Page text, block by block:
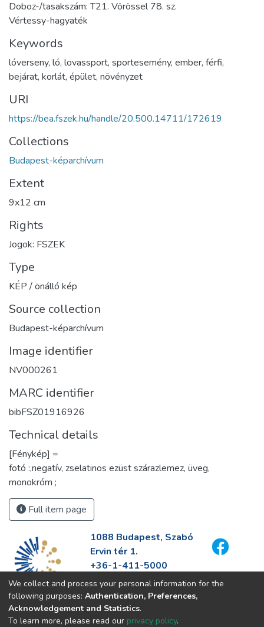
Doboz-/tasakszám: T21. Vörössel 78. sz.
Vértessy-hagyaték
Keywords
lóverseny, ló, lovassport, sportesemény, ember, férfi,
bejárat, korlát, épület, növényzet
URI
https://bea.fszek.hu/handle/20.500.14711/172619
Collections
Budapest-képarchívum
Extent
9x12 cm
Rights
Jogok: FSZEK
Type
KÉP / önálló kép
Source collection
Budapest-képarchívum
Image identifier
NV000261
MARC identifier
bibFSZ01916926
Technical details
[Fénykép] =
fotó :,negatív, zselatinos ezüst szárazlemez, üveg,
monokróm ;
Full item page
1088 Budapest, Szabó
Ervin tér 1.
+36-1-411-5000
info@fszek.hu
https://fszek.hu
We collect and process your personal information for the
following purposes: Authentication, Preferences,
Acknowledgement and Statistics.
To learn more, please read our privacy policy.